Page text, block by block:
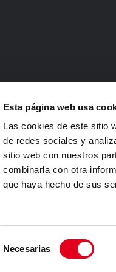
Esta página web usa
Las cookies de este sitio
de redes sociales y
sitio web con nuestros
combinarla con otra
que haya hecho de sus
Necesarias